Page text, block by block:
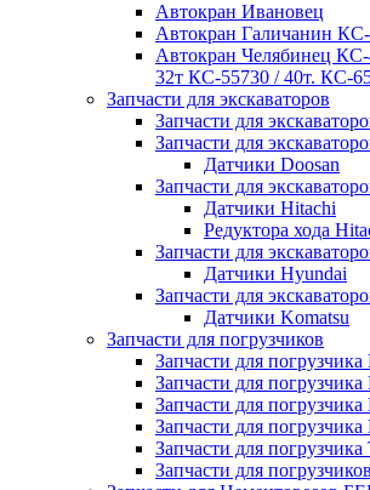
Автокран Ивановец
Автокран Галичанин
Автокран Челябинец
32т КС-55730 / 40т. КС-
Запчасти для экскаваторов
Запчасти для
Запчасти для
Датчики Doosan
Запчасти для
Датчики Hitachi
Редуктора хода
Запчасти для
Датчики Hyundai
Запчасти для
Датчики Komatsu
Запчасти для погрузчиков
Запчасти для погрузчика
Запчасти для погрузчика
Запчасти для
Запчасти для
Запчасти для
Запчасти для